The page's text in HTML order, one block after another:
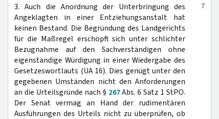
7
3. Auch die Anordnung der Unterbringung des
Angeklagten in einer Entziehungsanstalt hat
keinen Bestand. Die Begründung des Landgerichts
für die Maßregel erschöpft sich unter schlichter
Bezugnahme auf den Sachverständigen ohne
eigenständige Würdigung in einer Wiedergabe des
Gesetzeswortlauts (UA 16). Dies genügt unter den
gegebenen Umständen nicht den Anforderungen
an die Urteilsgründe nach § 267Abs. 6 Satz 1 StPO.
Der Senat vermag an Hand der rudimentären
Ausführungen des Urteils nicht zu überprüfen, ob